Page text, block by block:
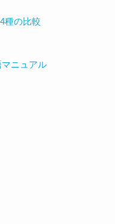
種の比較
ニュアル